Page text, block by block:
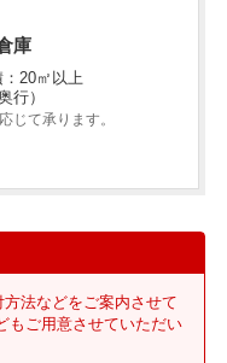
庫
20㎡以上
行）
じて承ります。
法などをご案内させて
もご用意させていただい